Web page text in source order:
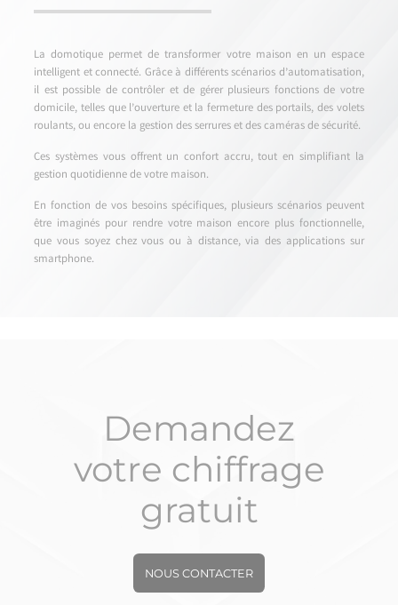
La domotique permet de transformer votre maison en un espace
intelligent et connecté. Grâce à différents scénarios d’automatisation,
il est possible de contrôler et de gérer plusieurs fonctions de votre
domicile, telles que l’ouverture et la fermeture des portails, des volets
roulants, ou encore la gestion des serrures et des caméras de sécurité.
Ces systèmes vous offrent un confort accru, tout en simplifiant la
gestion quotidienne de votre maison.
En fonction de vos besoins spécifiques, plusieurs scénarios peuvent
être imaginés pour rendre votre maison encore plus fonctionnelle,
que vous soyez chez vous ou à distance, via des applications sur
smartphone.
Demandez
votre chiffrage
gratuit
NOUS CONTACTER